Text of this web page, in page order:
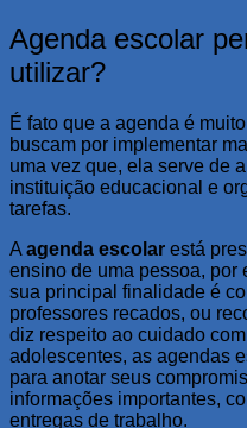
Agenda escolar
utilizar?
É fato que a agenda é
buscam por implementar
uma vez que, ela serve de
instituição educacional e
tarefas.
A agenda escolar está
ensino de uma pessoa, por
sua principal finalidade é
professores recados, ou
diz respeito ao cuidado
adolescentes, as agendas
para anotar seus
informações importantes,
entregas de trabalho.